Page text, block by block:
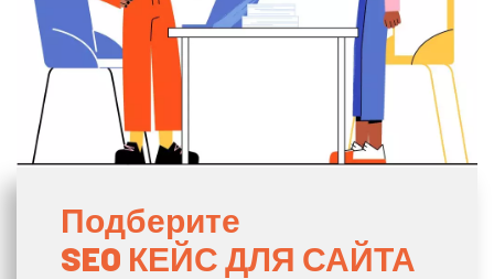
Подберите
SEO КЕЙС ДЛЯ САЙТА